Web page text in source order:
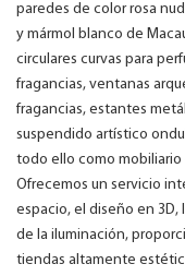
paredes de color rosa
y mármol blanco de
circulares curvas para
fragancias, ventanas
fragancias, estantes
suspendido artístico
todo ello como
Ofrecemos un servicio
espacio, el diseño en 3D,
de la iluminación,
tiendas altamente